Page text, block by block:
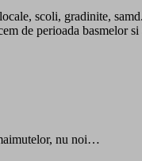
scoli, gradinite, samd.
de perioada basmelor
nu noi…